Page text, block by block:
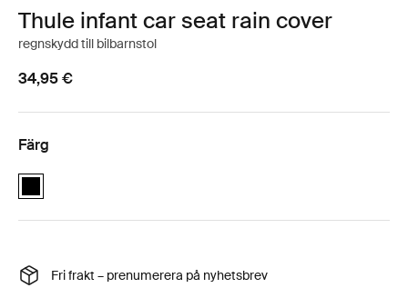
Thule infant car seat rain cover
regnskydd till bilbarnstol
34,95 €
Färg
Thule infant car seat rain cover Svart (selected)
Fri frakt – prenumerera på nyhetsbrev